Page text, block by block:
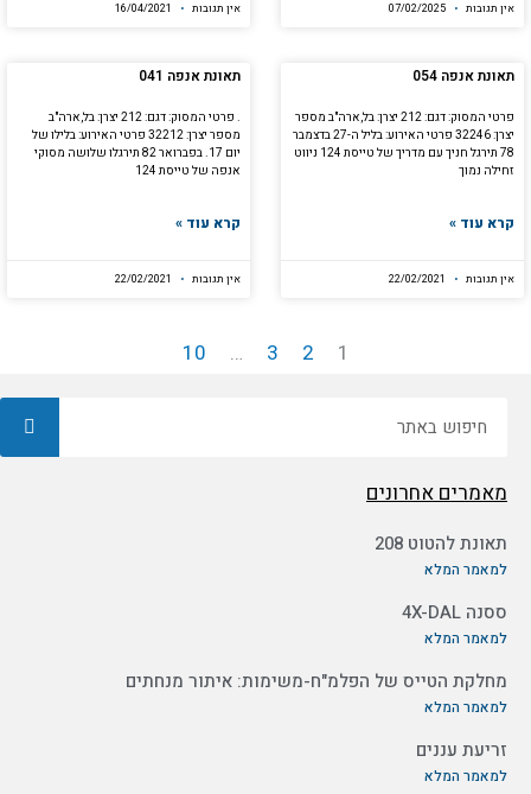
אין תגובות אין תגובות
תאונת אנפה 054
פרטי המסוק: דגם: 212 יצרן: בל,ארה"ב מספר
יצרן: 32246 פרטי האירוע: בליל ה-27 בדצמבר
78 תירגל חניך עם מדריך של טייסת 124 ניווט
זחילה נמוך
קרא עוד »
אין תגובות
תאונת אנפה 041
. פרטי המסוק: דגם: 212 יצרן: בל,ארה"ב
מספר יצרן: 32212 פרטי האירוע: בלילו של
יום 17. בפברואר 82 תירגלו שלושה מסוקי
אנפה של טייסת 124
קרא עוד »
אין תגובות
…
10
מאמרים אחרונים
תאונת להטוט 208
למאמר המלא
ססנה 4X-DAL
למאמר המלא
מחלקת הטייס של הפלמ"ח-משימות: איתור מנחתים
למאמר המלא
זריעת עננים
למאמר המלא